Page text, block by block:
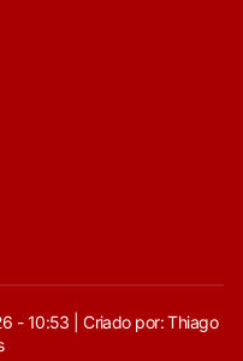
- 10:53 | Criado por: Thiago